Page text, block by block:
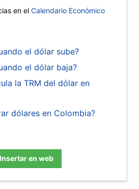
en el Calendario Económico
el dólar sube?
el dólar baja?
la TRM del dólar en
dólares en Colombia?
Insertar en web